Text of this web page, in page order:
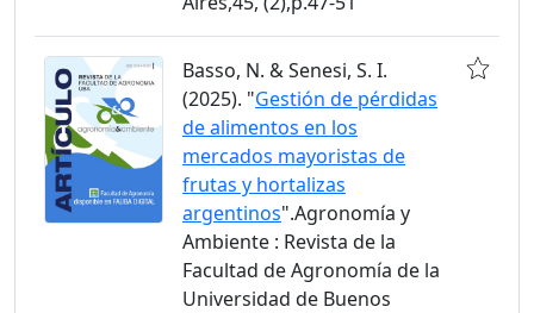
Basso, N. & Senesi, S. I.
(2025). "Gestión de pérdidas
de alimentos en los
mercados mayoristas de
frutas y hortalizas
argentinos".Agronomía y
Ambiente : Revista de la
Facultad de Agronomía de la
Universidad de Buenos